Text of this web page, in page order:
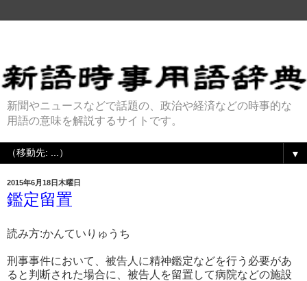
新聞やニュースなどで話題の、政治や経済などの時事的な
用語の意味を解説するサイトです。
▼
2015年6月18日木曜日
鑑定留置
読み方:かんていりゅうち
刑事事件において、被告人に精神鑑定などを行う必要があ
ると判断された場合に、被告人を留置して病院などの施設